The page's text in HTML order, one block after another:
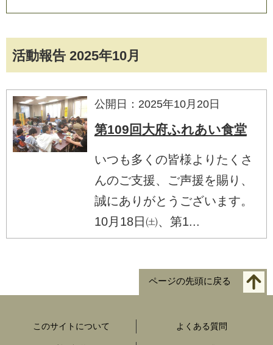
活動報告 2025年10月
公開日：2025年10月20日
第109回大府ふれあい食堂
いつも多くの皆様よりたくさ
んのご支援、ご声援を賜り、
誠にありがとうございます。
10月18日㈯、第1...
ページの先頭に戻る
このサイトについて よくある質問